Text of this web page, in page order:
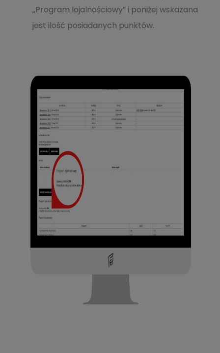
„Program lojalnościowy” i poniżej wskazana
jest ilość posiadanych punktów.